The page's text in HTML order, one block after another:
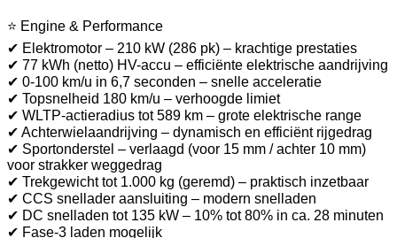
⭐ Engine & Performance
✔ Elektromotor – 210 kW (286 pk) – krachtige prestaties
✔ 77 kWh (netto) HV-accu – efficiënte elektrische aandrijving
✔ 0-100 km/u in 6,7 seconden – snelle acceleratie
✔ Topsnelheid 180 km/u – verhoogde limiet
✔ WLTP-actieradius tot 589 km – grote elektrische range
✔ Achterwielaandrijving – dynamisch en efficiënt rijgedrag
✔ Sportonderstel – verlaagd (voor 15 mm / achter 10 mm)
voor strakker weggedrag
✔ Trekgewicht tot 1.000 kg (geremd) – praktisch inzetbaar
✔ CCS snellader aansluiting – modern snelladen
✔ DC snelladen tot 135 kW – 10% tot 80% in ca. 28 minuten
✔ Fase-3 laden mogelijk